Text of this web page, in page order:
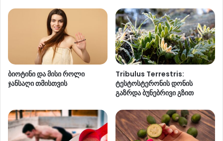
ბიოტინი და მისი როლი
ჯანსაღი თმისთვის
Tribulus Terrestris:
ტესტოსტერონის დონის
გაზრდა ბუნებრივი გზით